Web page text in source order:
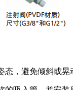
，避免倾斜或晃